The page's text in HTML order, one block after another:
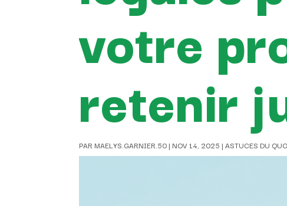
votre
retenir
PARMAELYS.GARNIER.50|NOV 14, 2025 |ASTUCES DU